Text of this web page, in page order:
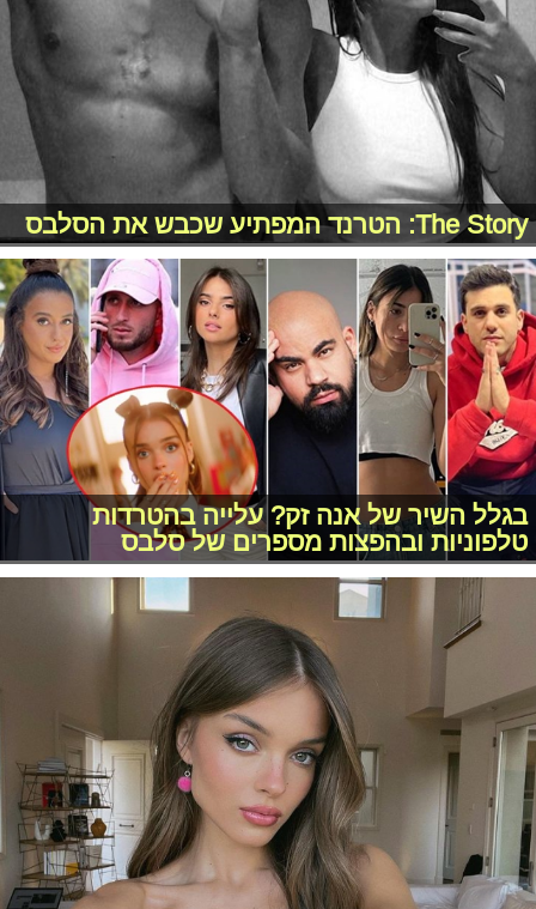
The Story: הטרנד המפתיע שכבש את הסלבס
בגלל השיר של אנה זק? עלייה בהטרדות
טלפוניות ובהפצות מספרים של סלבס